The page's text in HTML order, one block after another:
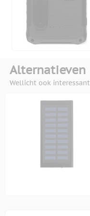
Alternatieven
Wellicht ook interessant